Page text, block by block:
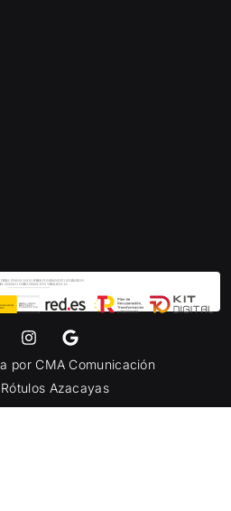
por CMA Comunicación
Azacayas